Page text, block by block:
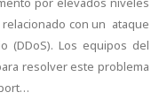
con un ataque
(DDoS). Los equipos del
resolver este problema